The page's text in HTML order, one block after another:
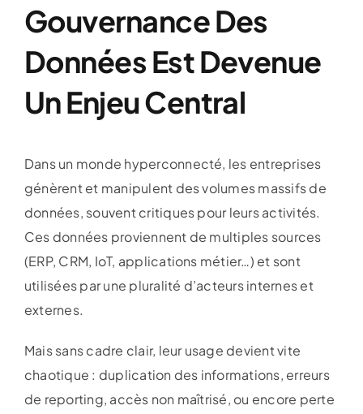
Gouvernance Des
Données Est Devenue
Un Enjeu Central
Dans un monde hyperconnecté, les entreprises
génèrent et manipulent des volumes massifs de
données, souvent critiques pour leurs activités.
Ces données proviennent de multiples sources
(ERP, CRM, IoT, applications métier…) et sont
utilisées par une pluralité d’acteurs internes et
externes.
Mais sans cadre clair, leur usage devient vite
chaotique : duplication des informations, erreurs
de reporting, accès non maîtrisé, ou encore perte